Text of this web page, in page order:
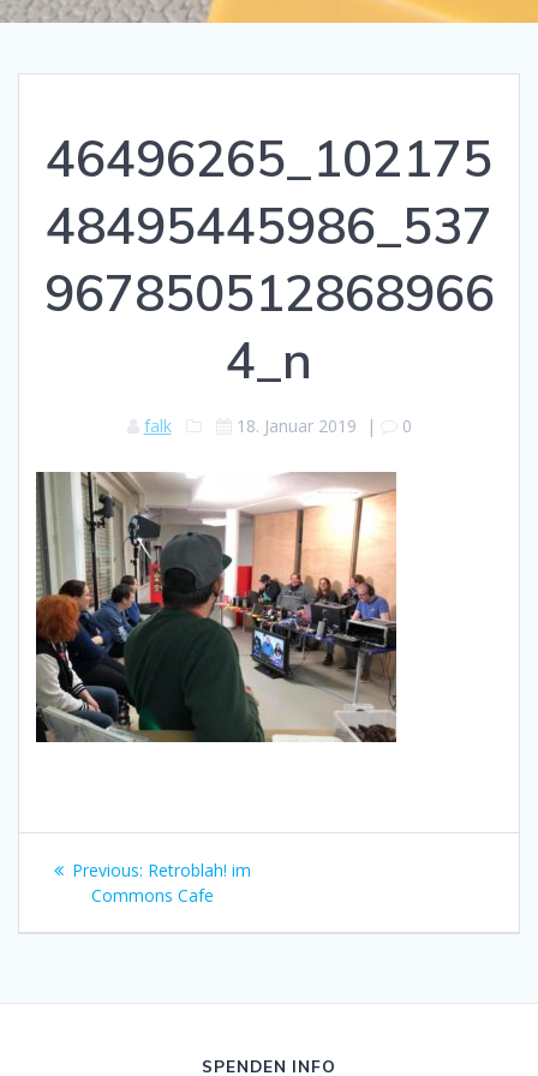
46496265_102175
48495445986_537
967850512868966
4_n
falk 18. Januar 2019 | 0
Beitragsnavigation
Previous: Previous
post:
Retroblah! im
Commons Cafe
SPENDEN INFO